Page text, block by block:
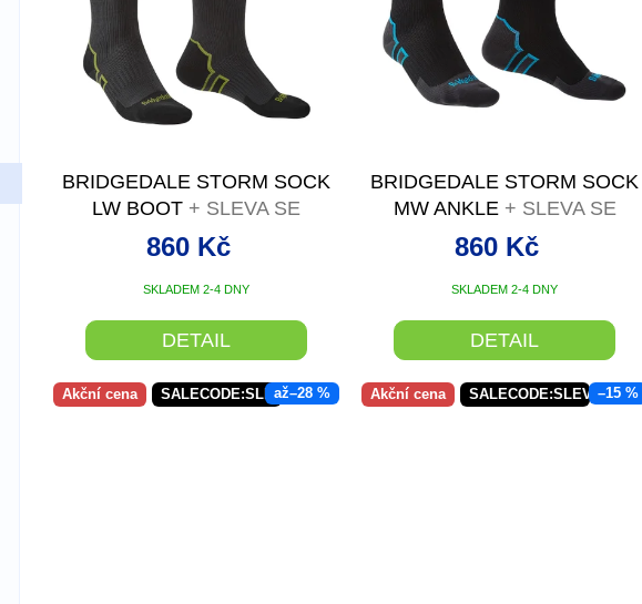
BRIDGEDALE STORM SOCK
LW BOOT + SLEVA SE
SLEVOVÝM KÓDEM
SKLADEM 2-4 DNY
860 Kč
DETAIL
BRIDGEDALE STORM SOCK
MW ANKLE + SLEVA SE
SLEVOVÝM KÓDEM
SKLADEM 2-4 DNY
860 Kč
DETAIL
Akční cena SALECODE:SLEVAX5:5:%
až–28 % Akční cena SALECODE:SLEVAX5:5:%
–15 %